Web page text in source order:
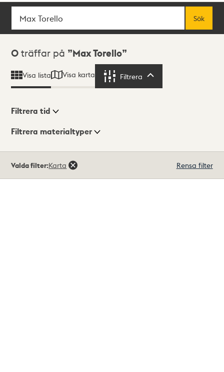
Sök
Sök
Sökresultat
0 träffar på Max Torello
Visa lista Visa karta Filtrera
Visningsläge
Filtrera tid
Filtrera materialtyper
träffar
Valda filter:Karta Rensa filter